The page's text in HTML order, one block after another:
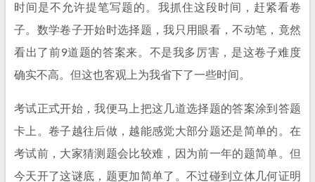
时间是不允许提笔写题的。我抓住这段时间，赶紧看卷
子。数学卷子开始时选择题，我只用眼看，不动笔，竟然
看出了前9道题的答案来。不是我多厉害，是这卷子难度
确实不高。但这也客观上为我省下了一些时间。
考试正式开始，我便马上把这几道选择题的答案涂到答题
卡上。卷子越往后做，越能感觉大部分题还是简单的。在
考试前，大家猜测题会比较难，因为前一年的题简单。但
今天开了这谜底，题更加简单了。不过碰到立体几何证明